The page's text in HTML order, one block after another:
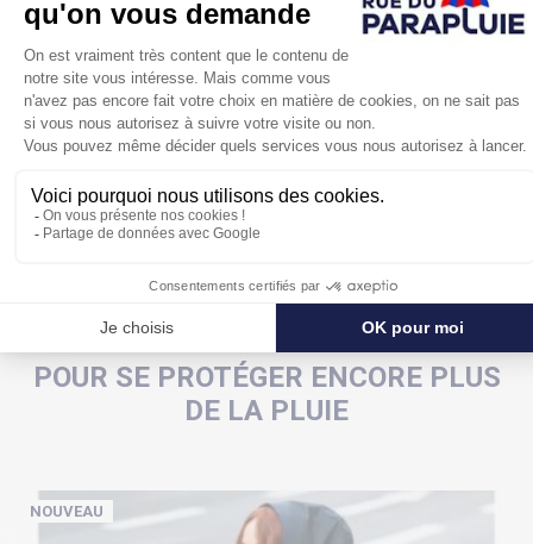
fabriqué par l' une des dernières manufactures en
France de parapluies encore en activité.
Un parapluie femme à s'offrir ou à offrir sans
hésitations !
POUR SE PROTÉGER ENCORE PLUS
DE LA PLUIE
NOUVEAU